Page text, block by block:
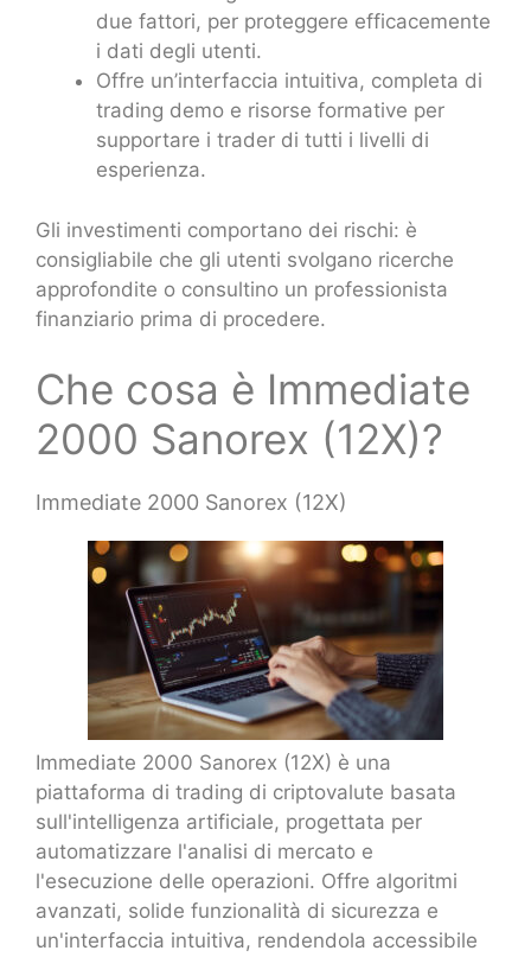
due fattori, per proteggere efficacemente
i dati degli utenti.
Offre un’interfaccia intuitiva, completa di
trading demo e risorse formative per
supportare i trader di tutti i livelli di
esperienza.
Gli investimenti comportano dei rischi: è
consigliabile che gli utenti svolgano ricerche
approfondite o consultino un professionista
finanziario prima di procedere.
Che cosa è Immediate
2000 Sanorex (12X)?
Immediate 2000 Sanorex (12X)
Immediate 2000 Sanorex (12X) è una
piattaforma di trading di criptovalute basata
sull'intelligenza artificiale, progettata per
automatizzare l'analisi di mercato e
l'esecuzione delle operazioni. Offre algoritmi
avanzati, solide funzionalità di sicurezza e
un'interfaccia intuitiva, rendendola accessibile